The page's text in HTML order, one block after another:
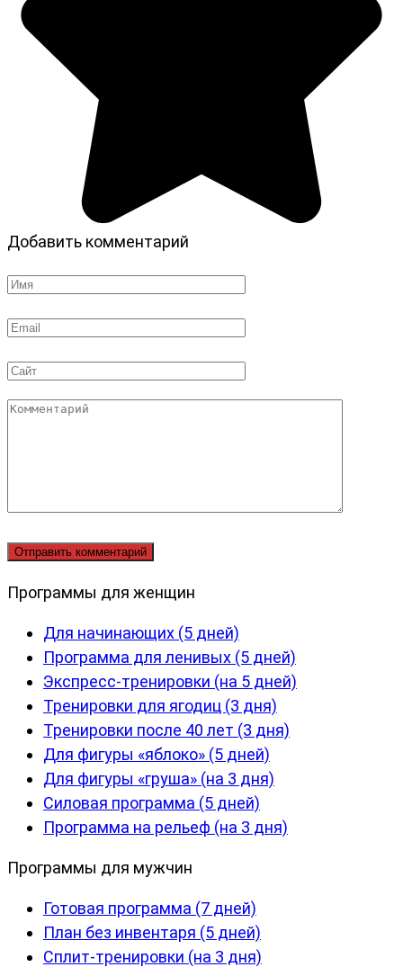
Добавить комментарий
Имя
Email
Сайт
Комментарий
Программы для женщин
Для начинающих (5 дней)
Программа для ленивых (5 дней)
Экспресс-тренировки (на 5 дней)
Тренировки для ягодиц (3 дня)
Тренировки после 40 лет (3 дня)
Для фигуры «яблоко» (5 дней)
Для фигуры «груша» (на 3 дня)
Силовая программа (5 дней)
Программа на рельеф (на 3 дня)
Программы для мужчин
Готовая программа (7 дней)
План без инвентаря (5 дней)
Сплит-тренировки (на 3 дня)